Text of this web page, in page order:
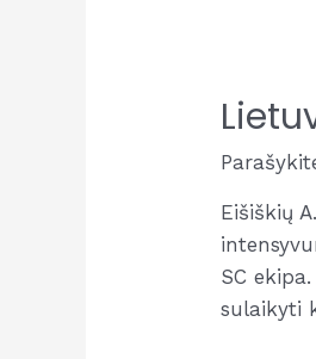
Eišiškių
SC
sulaikyti